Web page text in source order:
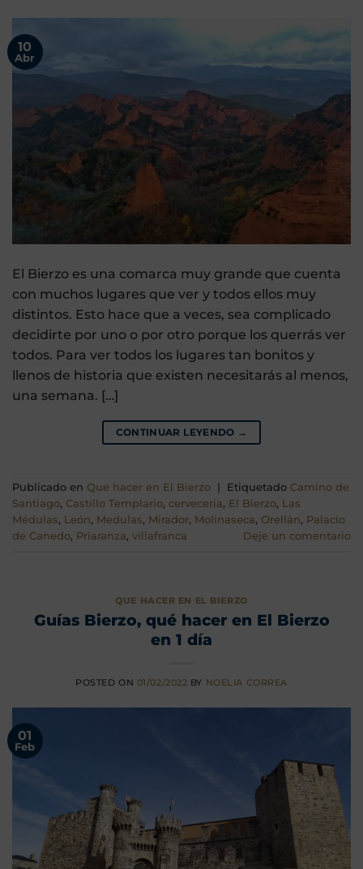
10
Abr
El Bierzo es una comarca muy grande que cuenta
con muchos lugares que ver y todos ellos muy
distintos. Esto hace que a veces, sea complicado
decidirte por uno o por otro porque los querrás ver
todos. Para ver todos los lugares tan bonitos y
llenos de historia que existen necesitarás al menos,
una semana. […]
CONTINUAR LEYENDO →
Publicado en Que hacer en El Bierzo Etiquetado Camino de
Santiago, Castillo Templario, cerveceria, El Bierzo, Las
Médulas, León, Medulas, Mirador, Molinaseca, Orellán, Palacio
de Canedo, Priaranza, villafranca Deje un comentario
QUE HACER EN EL BIERZO
Guías Bierzo, qué hacer en El Bierzo
en 1 día
POSTED ON 01/02/2022 BY NOELIA CORREA
01
Feb